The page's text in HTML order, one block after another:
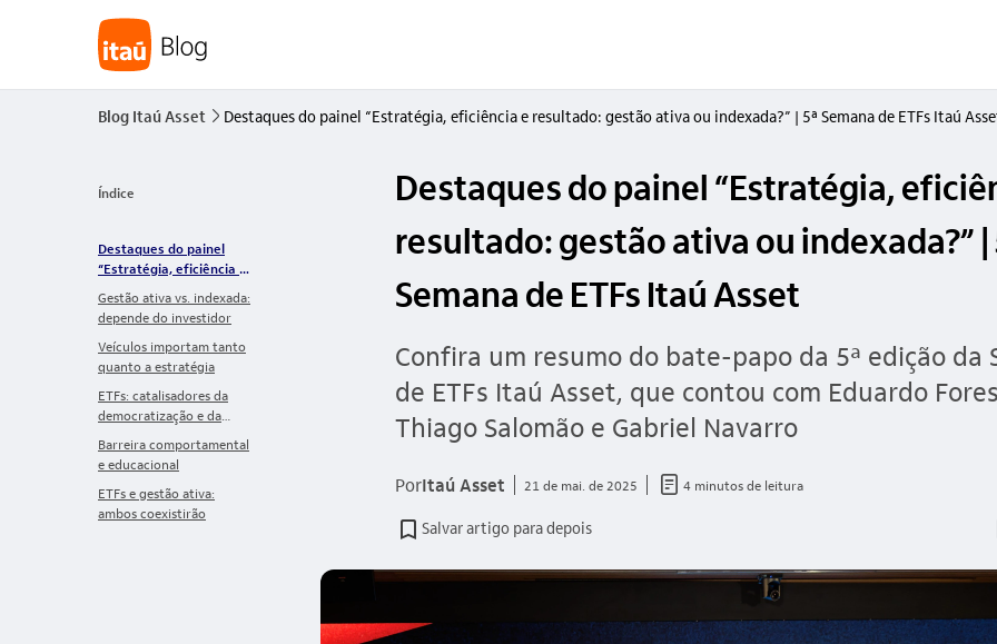
Blog Itaú Asset seta_direita Destaques do painel “Estratégia, eficiência e resultado: gestão ativa ou indexada?” | 5ª Semana de ETFs Itaú
Índice
Destaques do painel
“Estratégia, eficiência e
ou indexada?” | 5ª
Semana de ETFs Itaú
Asset
Gestão ativa vs. indexada:
depende do investidor
Veículos importam tanto
quanto a estratégia
ETFs: catalisadores da
democratização e da
Barreira comportamental
e educacional
ETFs e gestão ativa:
ambos coexistirão
Destaques do painel “Estratégia,
resultado: gestão ativa ou indexada?” |
Semana de ETFs Itaú Asset
Confira um resumo do bate-papo da 5ª edição da
de ETFs Itaú Asset, que contou com Eduardo
Thiago Salomão e Gabriel Navarro
PorItaú Asset 21 de mai. de 2025 documento_outline 4 minutos de leitura
Salvar artigo para depois